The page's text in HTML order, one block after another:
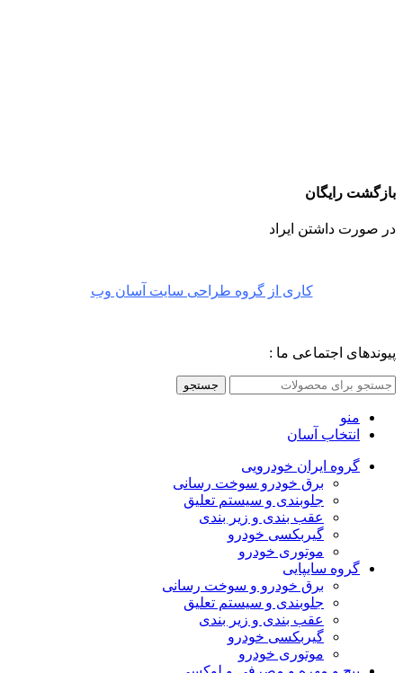
بازگشت رایگان
در صورت داشتن ایراد
کاری از گروه طراحی سایت آسان وب
پیوندهای اجتماعی ما :
جستجو
منو
انتخاب آسان
گروه ایران خودرویی
برق خودرو سوخت رسانی
جلوبندی و سیستم تعلیق
عقب بندی و زیر بندی
گیربکسی خودرو
موتوری خودرو
گروه سایپایی
برق خودرو و سوخت رسانی
جلوبندی و سیستم تعلیق
عقب بندی و زیر بندی
گیربکسی خودرو
موتوری خودرو